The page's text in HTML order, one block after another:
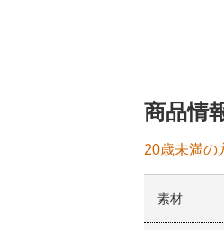
商品情
20歳未満の
素材